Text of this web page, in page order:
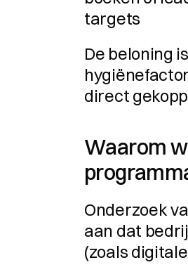
targets
De beloning
direct
Waarom
Onderzoek
aan dat
(zoals